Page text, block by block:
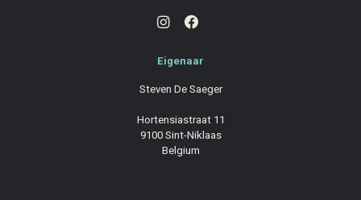
Eigenaar
Steven De Saeger
Hortensiastraat 11
9100 Sint-Niklaas
Belgium